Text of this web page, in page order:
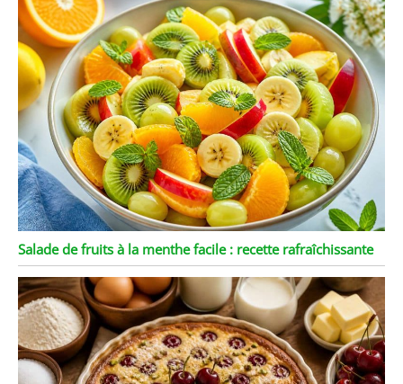
Salade de fruits à la menthe facile : recette rafraîchissante